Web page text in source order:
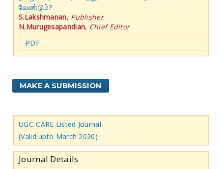
வேண்டும்?
S.Lakshmanan, Publisher
N.Murugesapandian, Chief Editor
PDF
MAKE A SUBMISSION
UGC-CARE Listed Journal
(Valid upto March 2020)
Journal Details